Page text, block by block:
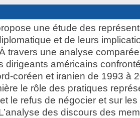
une étude des
et de leurs
travers une analyse
dirigeants américains
coréen et iranien de 1993 à
le rôle des pratiques
et le refus de négocier et sur
des discours des